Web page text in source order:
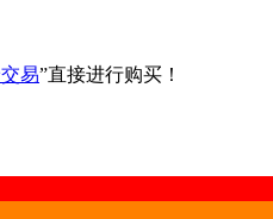
易”直接进行购买！